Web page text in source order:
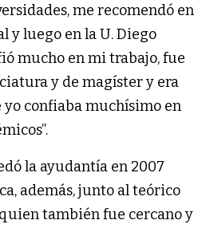
me recomendó en
y luego en la U. Diego
mucho en mi trabajo, fue
y de magíster y era
yo confiaba muchísimo en
la ayudantía en 2007
además, junto al teórico
también fue cercano y